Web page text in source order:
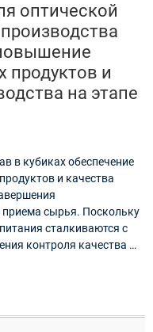
оптической
продуктов и
на этапе
в кубиках обеспечение
и качества
приема сырья. Поскольку
сталкиваются с
контроля качества и